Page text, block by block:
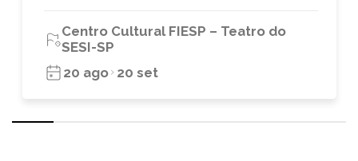
Centro Cultural FIESP – Teatro do
SESI-SP
20 ago 20 set